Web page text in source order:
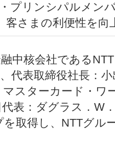
プリンシパルメン
客さまの利便性を向
中核会社である
、代表取締役社長：
スターカード・ワ
表：ダグラス．W
取得し、NTTグル